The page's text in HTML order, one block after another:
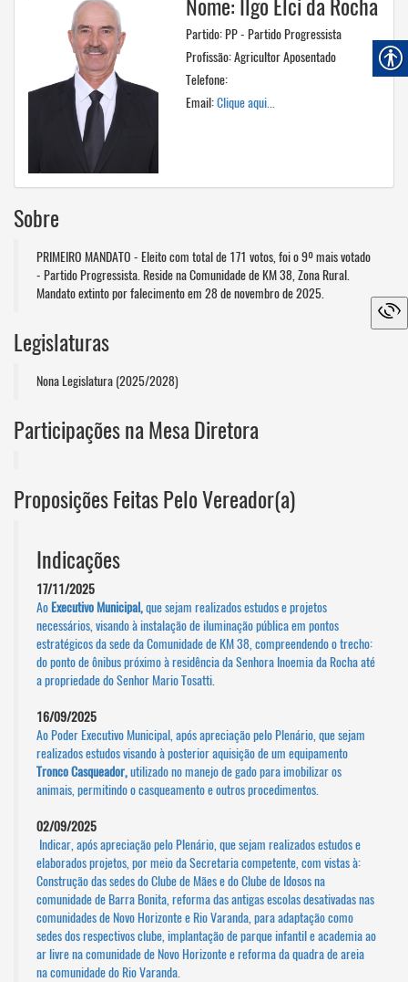
Nome: Ilgo Elci da Rocha
Partido: PP - Partido Progressista
Profissão: Agricultor Aposentado
Telefone:
Email:Clique aqui...
Sobre
PRIMEIRO MANDATO - Eleito com total de 171 votos, foi o 9º mais votado
- Partido Progressista. Reside na Comunidade de KM 38, Zona Rural.
Mandato extinto por falecimento em 28 de novembro de 2025.
Legislaturas
Nona Legislatura (2025/2028)
Participações na Mesa Diretora
Proposições Feitas Pelo Vereador(a)
Indicações
17/11/2025
Ao Executivo Municipal,que sejam realizados estudos e projetos
necessários, visando à instalação de iluminação pública em pontos
estratégicos da sede da Comunidade de KM 38, compreendendo o trecho:
do ponto de ônibus próximo à residência da Senhora Inoemia da Rocha até
a propriedade do Senhor Mario Tosatti.
16/09/2025
Ao Poder Executivo Municipal, após apreciação pelo Plenário, que sejam
realizados estudos visando à posterior aquisição de um equipamento
Tronco Casqueador,utilizado no manejo de gado para imobilizar os
animais, permitindo o casqueamento e outros procedimentos.
02/09/2025
Indicar, após apreciação pelo Plenário, que sejam realizados estudos e
elaborados projetos, por meio da Secretaria competente, com vistas à:
Construção das sedes do Clube de Mães e do Clube de Idosos na
comunidade de Barra Bonita, reforma das antigas escolas desativadas nas
comunidades de Novo Horizonte e Rio Varanda, para adaptação como
sedes dos respectivos clube, implantação de parque infantil e academia ao
ar livre na comunidade de Novo Horizonte e reforma da quadra de areia
na comunidade do Rio Varanda.